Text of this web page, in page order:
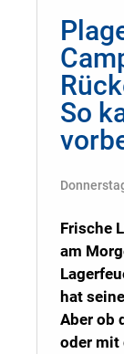
So
Frische
am
hat
Aber ob
oder mit